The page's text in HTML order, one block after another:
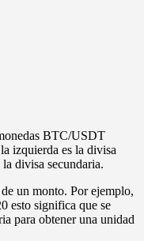
BTC/USDT
izquierda es la divisa
divisa secundaria.
un monto. Por ejemplo,
esto significa que se
para obtener una unidad